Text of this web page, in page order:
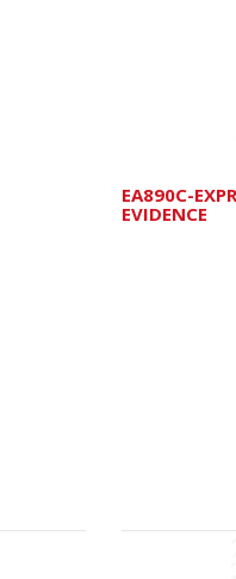
EA890C-
EVIDENCE